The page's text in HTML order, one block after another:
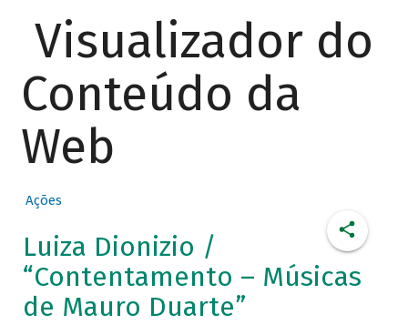
Visualizador do
Conteúdo da
Web
Ações
Luiza Dionizio /
“Contentamento – Músicas
de Mauro Duarte”